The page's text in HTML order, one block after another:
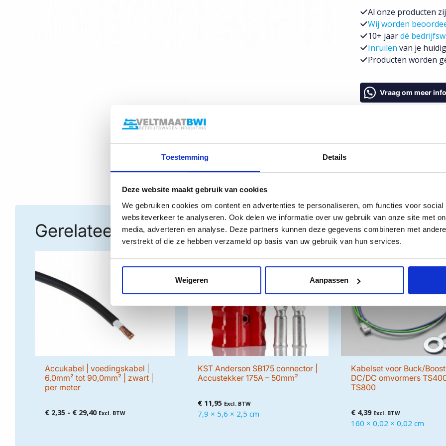
Toestemming Details
Deze website maakt gebruik van cookies
We gebruiken cookies om content en advertenties te personaliseren, om functies voor
websiteverkeer te analyseren. Ook delen we informatie over uw gebruik van onze site met
media, adverteren en analyse. Deze partners kunnen deze gegevens combineren met
verstrekt of die ze hebben verzameld op basis van uw gebruik van hun services.
Weigeren Aanpassen
tot
90,0mm²
rood
|
meter
aantal
Al onze producten
Wij worden
10+ jaardé
Inruilen van je
Producten worden
Vraag om meer
Gerelateerde producten
Accukabel | voedingskabel |
6,0mm² tot 90,0mm² | zwart |
per meter
€ 2,35 - € 29,40Prijsklasse:
Excl. BTW
KST Anderson SB175 connector |
Accustekker 175A – 50mm²
€ 11,95 Excl. BTW
7,9 × 5,6 × 2,5 cm
Kabelset voor Buck/Boost
DC/DC omvormers
TS800
€4,39 Excl. BTW
160 × 0,02 × 0,02 cm